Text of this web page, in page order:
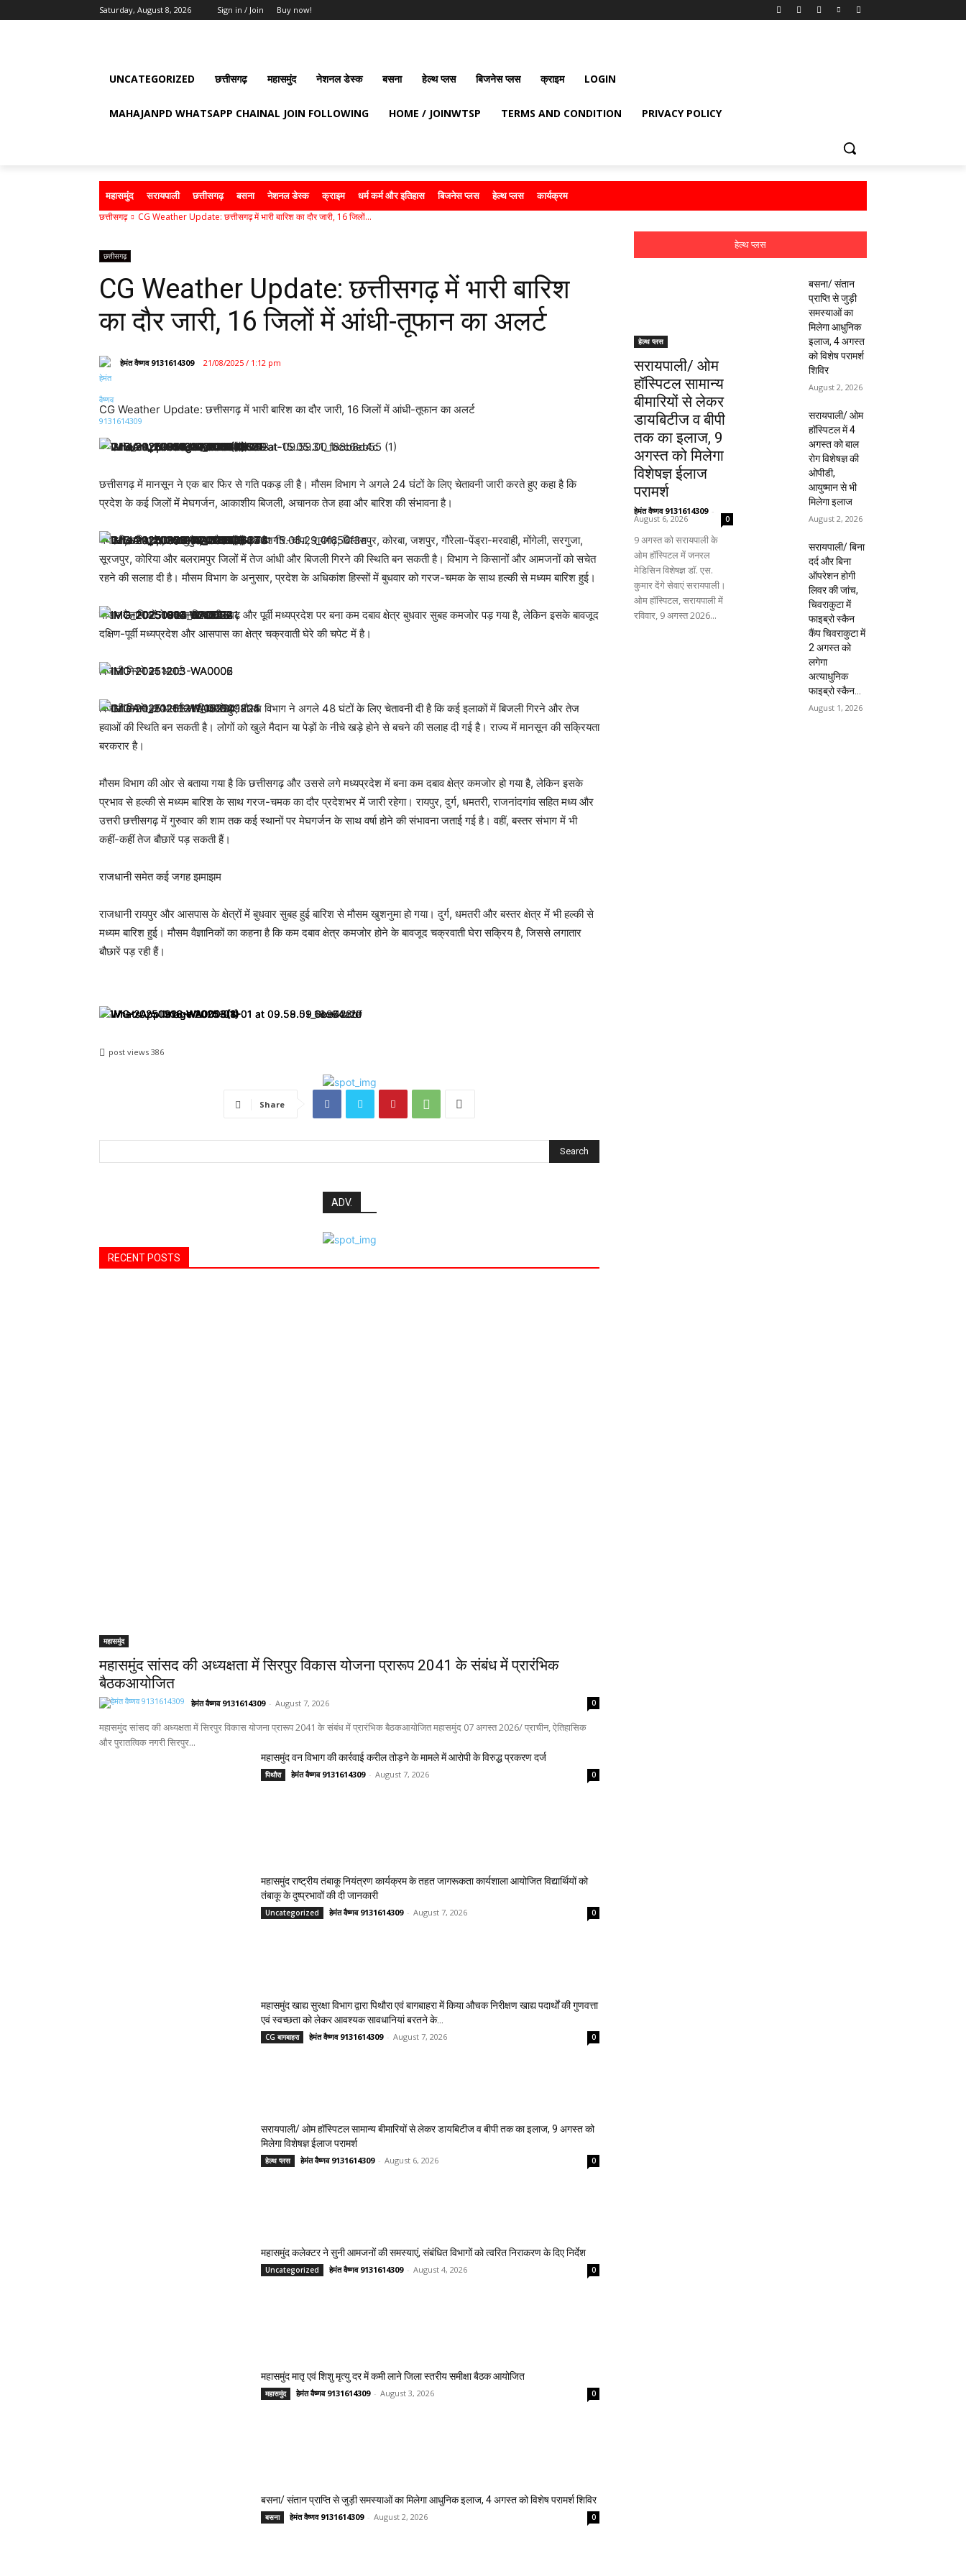
Saturday, August 8, 2026 Sign in / Join Buy now!
UNCATEGORIZED छत्तीसगढ़ महासमुंद नेशनल डेस्क बसना हेल्थ प्लस बिजनेस प्लस क्राइम LOGIN
MAHAJANPD WHATSAPP CHAINAL JOIN FOLLOWING HOME / JOINWTSP TERMS AND CONDITION PRIVACY POLICY
महासमुंद सरायपाली छत्तीसगढ़ बसना नेशनल डेस्क क्राइम धर्म कर्म और इतिहास बिजनेस प्लस हेल्थ प्लस कार्यक्रम
छत्तीसगढ़ CG Weather Update: छत्तीसगढ़ में भारी बारिश का दौर जारी, 16 जिलों...
छत्तीसगढ़
CG Weather Update: छत्तीसगढ़ में भारी बारिश
का दौर जारी, 16 जिलों में आंधी-तूफान का अलर्ट
हेमंत वैष्णव 9131614309 21/08/2025 / 1:12 pm
CG Weather Update: छत्तीसगढ़ में भारी बारिश का दौर जारी, 16 जिलों में आंधी-तूफान का अलर्ट
छत्तीसगढ़ में मानसून ने एक बार फिर से गति पकड़ ली है। मौसम विभाग ने अगले 24 घंटों के लिए चेतावनी जारी करते हुए कहा है कि
प्रदेश के कई जिलों में मेघगर्जन, आकाशीय बिजली, अचानक तेज हवा और बारिश की संभावना है।
धमतरी, गरियाबंद, महासमुंद, बलौदाबाजार, जांजगीर-चांपा, रायगढ़, बिलासपुर, कोरबा, जशपुर, गौरेला-पेंड्रा-मरवाही, मोंगेली, सरगुजा,
सूरजपुर, कोरिया और बलरामपुर जिलों में तेज आंधी और बिजली गिरने की स्थिति बन सकती है। विभाग ने किसानों और आमजनों को सचेत
रहने की सलाह दी है। मौसम विभाग के अनुसार, प्रदेश के अधिकांश हिस्सों में बुधवार को गरज-चमक के साथ हल्की से मध्यम बारिश हुई।
मौसम वैज्ञानिकों ने बताया कि छत्तीसगढ़ और पूर्वी मध्यप्रदेश पर बना कम दबाव क्षेत्र बुधवार सुबह कमजोर पड़ गया है, लेकिन इसके बावजूद
दक्षिण-पूर्वी मध्यप्रदेश और आसपास का क्षेत्र चक्रवाती घेरे की चपेट में है।
बिजली गिरने का अलर्ट
बिजली गिरने का अलर्ट जारी करते हुए मौसम विभाग ने अगले 48 घंटों के लिए चेतावनी दी है कि कई इलाकों में बिजली गिरने और तेज
हवाओं की स्थिति बन सकती है। लोगों को खुले मैदान या पेड़ों के नीचे खड़े होने से बचने की सलाह दी गई है। राज्य में मानसून की सक्रियता
बरकरार है।
मौसम विभाग की ओर से बताया गया है कि छत्तीसगढ़ और उससे लगे मध्यप्रदेश में बना कम दबाव क्षेत्र कमजोर हो गया है, लेकिन इसके
प्रभाव से हल्की से मध्यम बारिश के साथ गरज-चमक का दौर प्रदेशभर में जारी रहेगा। रायपुर, दुर्ग, धमतरी, राजनांदगांव सहित मध्य और
उत्तरी छत्तीसगढ़ में गुरुवार की शाम तक कई स्थानों पर मेघगर्जन के साथ वर्षा होने की संभावना जताई गई है। वहीं, बस्तर संभाग में भी
कहीं-कहीं तेज बौछारें पड़ सकती हैं।
राजधानी समेत कई जगह झमाझम
राजधानी रायपुर और आसपास के क्षेत्रों में बुधवार सुबह हुई बारिश से मौसम खुशनुमा हो गया। दुर्ग, धमतरी और बस्तर क्षेत्र में भी हल्की से
मध्यम बारिश हुई। मौसम वैज्ञानिकों का कहना है कि कम दबाव क्षेत्र कमजोर होने के बावजूद चक्रवाती घेरा सक्रिय है, जिससे लगातार
बौछारें पड़ रही हैं।
post views 386
Share
Search
ADV.
RECENT POSTS
महासमुंद
महासमुंद सांसद की अध्यक्षता में सिरपुर विकास योजना प्रारूप 2041 के संबंध में प्रारंभिक
बैठकआयोजित
हेमंत वैष्णव 9131614309 - August 7, 2026 0
महासमुंद सांसद की अध्यक्षता में सिरपुर विकास योजना प्रारूप 2041 के संबंध में प्रारंभिक बैठकआयोजित महासमुंद 07 अगस्त 2026/ प्राचीन, ऐतिहासिक
और पुरातत्विक नगरी सिरपुर...
महासमुंद वन विभाग की कार्रवाई करील तोड़ने के मामले में आरोपी के विरुद्ध प्रकरण दर्ज
पिथौरा हेमंत वैष्णव 9131614309 - August 7, 2026 0
महासमुंद राष्ट्रीय तंबाकू नियंत्रण कार्यक्रम के तहत जागरूकता कार्यशाला आयोजित विद्यार्थियों को
तंबाकू के दुष्प्रभावों की दी जानकारी
Uncategorized हेमंत वैष्णव 9131614309 - August 7, 2026 0
महासमुंद खाद्य सुरक्षा विभाग द्वारा पिथौरा एवं बागबाहरा में किया औचक निरीक्षण खाद्य पदार्थों की गुणवत्ता
एवं स्वच्छता को लेकर आवश्यक सावधानियां बरतने के...
CG बागबाहरा हेमंत वैष्णव 9131614309 - August 7, 2026 0
सरायपाली/ ओम हॉस्पिटल सामान्य बीमारियों से लेकर डायबिटीज व बीपी तक का इलाज, 9 अगस्त को
मिलेगा विशेषज्ञ ईलाज परामर्श
हेल्थ प्लस हेमंत वैष्णव 9131614309 - August 6, 2026 0
महासमुंद कलेक्टर ने सुनी आमजनों की समस्याएं, संबंधित विभागों को त्वरित निराकरण के दिए निर्देश
Uncategorized हेमंत वैष्णव 9131614309 - August 4, 2026 0
महासमुंद मातृ एवं शिशु मृत्यु दर में कमी लाने जिला स्तरीय समीक्षा बैठक आयोजित
महासमुंद हेमंत वैष्णव 9131614309 - August 3, 2026 0
बसना/ संतान प्राप्ति से जुड़ी समस्याओं का मिलेगा आधुनिक इलाज, 4 अगस्त को विशेष परामर्श शिविर
बसना हेमंत वैष्णव 9131614309 - August 2, 2026 0
हेल्थ प्लस
हेल्थ प्लस
सरायपाली/ ओम
हॉस्पिटल सामान्य
बीमारियों से लेकर
डायबिटीज व बीपी
तक का इलाज, 9
अगस्त को मिलेगा
विशेषज्ञ ईलाज
परामर्श
हेमंत वैष्णव 9131614309 -
August 6, 2026 0
9 अगस्त को सरायपाली के
ओम हॉस्पिटल में जनरल
मेडिसिन विशेषज्ञ डॉ. एस.
कुमार देंगे सेवाएं सरायपाली।
ओम हॉस्पिटल, सरायपाली में
रविवार, 9 अगस्त 2026...
बसना/ संतान
प्राप्ति से जुड़ी
समस्याओं का
मिलेगा आधुनिक
इलाज, 4 अगस्त
को विशेष परामर्श
शिविर
August 2, 2026
सरायपाली/ ओम
हॉस्पिटल में 4
अगस्त को बाल
रोग विशेषज्ञ की
ओपीडी,
आयुष्मान से भी
मिलेगा इलाज
August 2, 2026
सरायपाली/ बिना
दर्द और बिना
ऑपरेशन होगी
लिवर की जांच,
चिवराकुटा में
फाइब्रो स्कैन
कैंप चिवराकुटा में
2 अगस्त को
लगेगा
अत्याधुनिक
फाइब्रो स्कैन...
August 1, 2026